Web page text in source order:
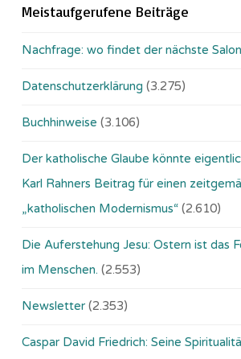
Meistaufgerufene Beiträge
Nachfrage: wo findet der nächste
Datenschutzerklärung (3.275)
Buchhinweise (3.106)
Der katholische Glaube könnte
Karl Rahners Beitrag für einen
„katholischen Modernismus“ (2.610)
Die Auferstehung Jesu: Ostern ist das
im Menschen. (2.553)
Newsletter (2.353)
Caspar David Friedrich: Seine